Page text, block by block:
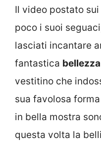
Il video postato
poco i suoi
lasciati incantare
fantastica
vestitino che
sua favolosa
in bella mostra
questa volta la